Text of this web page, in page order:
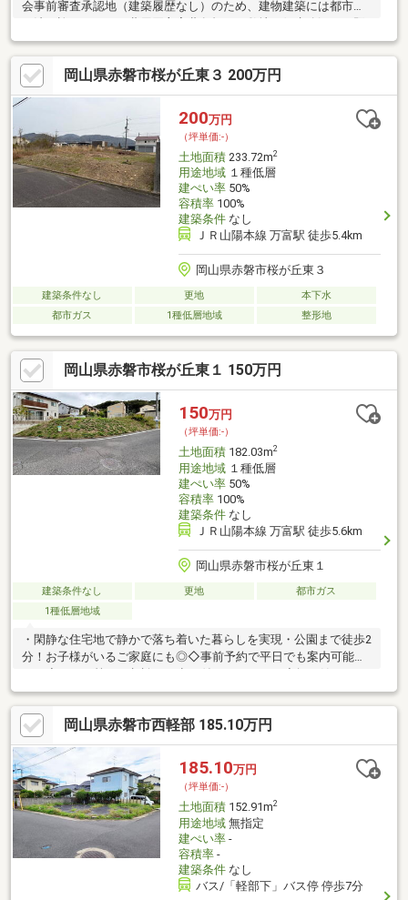
会事前審査承認地（建築履歴なし）のため、建物建築には都市計
存擁壁には一部破損あり。接面道路より上下水道の引込・接続す
る際はその可否を都度確認要（下水道受益者負担金３０万円支払
履歴なし）。敷地内に電柱・支線あり。敷地内に排水路（Ｕ字
溝）あり。接面道路の敷地間口に電柱・支線あり。
岡山県赤磐市桜が丘東３ 200万円
200万円
（坪単価:-）
土地面積233.72m2
用途地域１種低層
建ぺい率50%
容積率100%
建築条件なし
ＪＲ山陽本線 万富駅 徒歩5.4km
岡山県赤磐市桜が丘東３
建築条件なし 更地
本下水
都市ガス
1種低層地域 整形地
岡山県赤磐市桜が丘東１ 150万円
150万円
（坪単価:-）
土地面積182.03m2
用途地域１種低層
建ぺい率50%
容積率100%
建築条件なし
ＪＲ山陽本線 万富駅 徒歩5.6km
岡山県赤磐市桜が丘東１
建築条件なし 更地
都市ガス
1種低層地域
・閑静な住宅地で静かで落ち着いた暮らしを実現・公園まで徒歩2
分！お子様がいるご家庭にも◎◇事前予約で平日でも案内可能で
す！◇ローン等のご相談もお申し付けください。◇探し始めでわ
からない事ばかりの方分かりやすくご説明する事を心がけており
ます。些細な事でもお気軽にお問合せください。
岡山県赤磐市西軽部 185.10万円
185.10万円
（坪単価:-）
土地面積152.91m2
用途地域無指定
建ぺい率-
容積率-
建築条件なし
バス/「軽部下」バス停 停歩7分